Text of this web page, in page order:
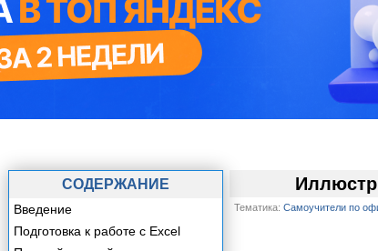
Тематика: Самоучители по
СОДЕРЖАНИЕ
Введение
Подготовка к работе с Excel